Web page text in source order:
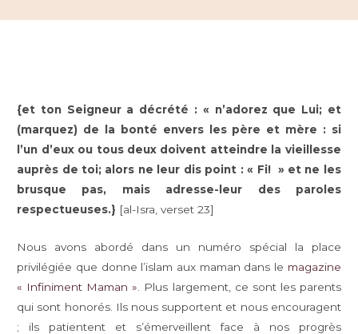
{et ton Seigneur a décrété : « n’adorez que Lui; et
(marquez) de la bonté envers les père et mère : si
l’un d’eux ou tous deux doivent atteindre la vieillesse
auprès de toi; alors ne leur dis point : « Fi! » et ne les
brusque pas, mais adresse-leur des paroles
respectueuses.} [al-Isra, verset 23]
Nous avons abordé dans un numéro spécial la place
privilégiée que donne l’islam aux maman dans le magazine
« Infiniment Maman » . Plus largement, ce sont les parents
qui sont honorés. Ils nous supportent et nous encouragent
; ils patientent et s’émerveillent face à nos progrès